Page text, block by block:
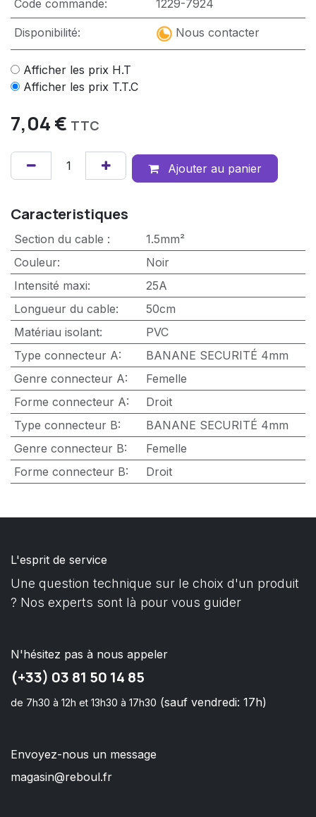
Code commande: 1229-7924
Disponibilité: Nous contacter
Afficher les prix H.T
Afficher les prix T.T.C
7,04€ TTC
Ajouter au panier
Caracteristiques
Section du cable :
1.5mm²
Couleur:
Noir
Intensité maxi:
25A
Longueur du cable:
50cm
Matériau isolant:
PVC
Type connecteur A:
BANANE SECURITÉ 4mm
Genre connecteur A:
Femelle
Forme connecteur A:
Droit
Type connecteur B:
BANANE SECURITÉ 4mm
Genre connecteur B:
Femelle
Forme connecteur B: Droit
L'esprit de service
Une question technique sur le choix d'un produit
? Nos experts sont là pour vous guider
N'hésitez pas à nous appeler
(+33) 03 81 50 14 85
de 7h30 à 12h et 13h30 à 17h30 (sauf vendredi: 17h)
Envoyez-nous un message
magasin@reboul.fr